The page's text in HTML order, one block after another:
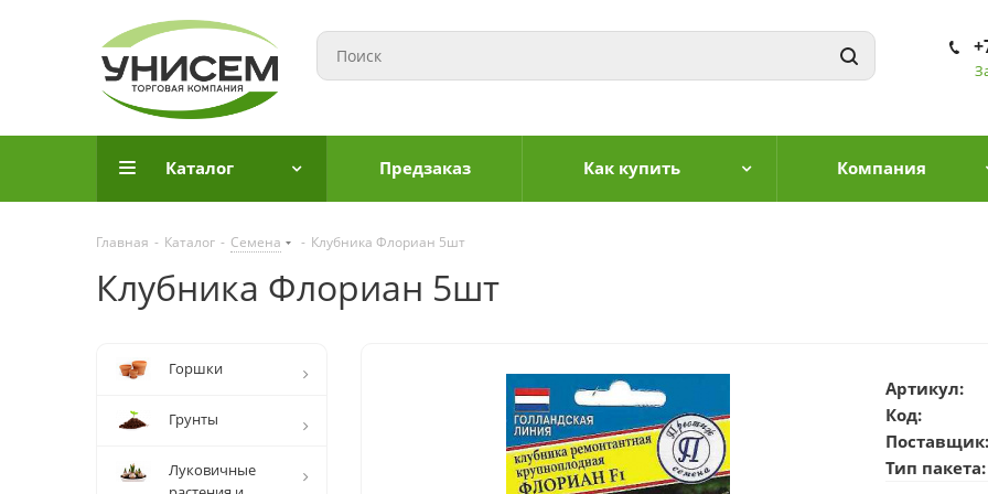
Каталог Предзаказ Как купить Компания
Главная - Каталог - Семена - Клубника Флориан 5шт
Клубника Флориан 5шт
Артикул:
Код:
Поставщик:
Тип пакета:
Горшки
Грунты
Луковичные